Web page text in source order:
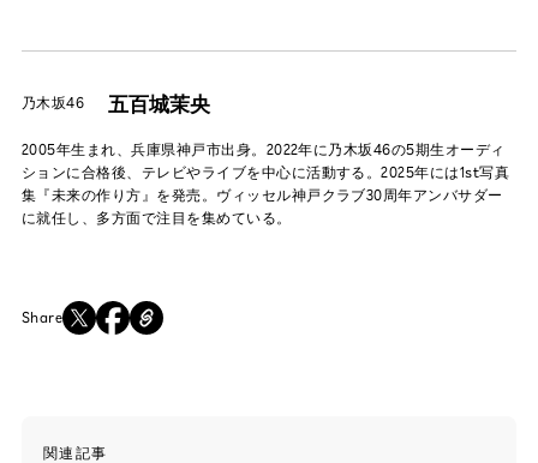
乃木坂46 五百城茉央
2005年生まれ、兵庫県神戸市出身。2022年に乃木坂46の5期生オーディ
ションに合格後、テレビやライブを中心に活動する。2025年には1st写真
集『未来の作り方』を発売。ヴィッセル神戸クラブ30周年アンバサダー
に就任し、多方面で注目を集めている。
Share
関連記事